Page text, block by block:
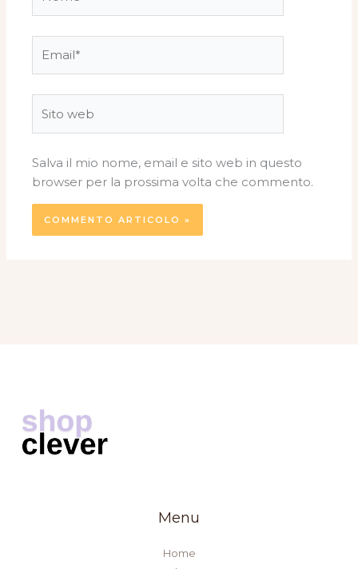
web
Salva il mio nome, email e sito web in questo
browser per la prossima volta che commento.
Menu
Home